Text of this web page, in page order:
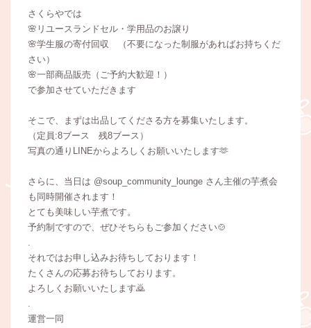
さくらやでは
🌸リユースランドセル・学用品のお譲り
🌸学生服の寄付回収 （不要になった制服があればお持ちくだ
さい）
🌸一部商品販売（ご予約大歓迎！）
で参加させていただきます
そこで、まずは出品してくださる方を募集いたします。
（定員:8ブース 残8ブース）
写真の通りLINEからよろしくお願いいたします🫶
さらに、当日は @soup_community_lounge さん主催の芋煮会
も同時開催されます！
とても美味しい芋煮です。
予約制ですので、ぜひそちらもご参加ください🍲
.
それではお申し込みお待ちしております！
たくさんの応募お待ちしております。
よろしくお願いいたします🙇
.
運営一同